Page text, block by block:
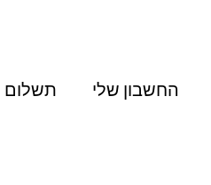
החשבון שלי תשלום